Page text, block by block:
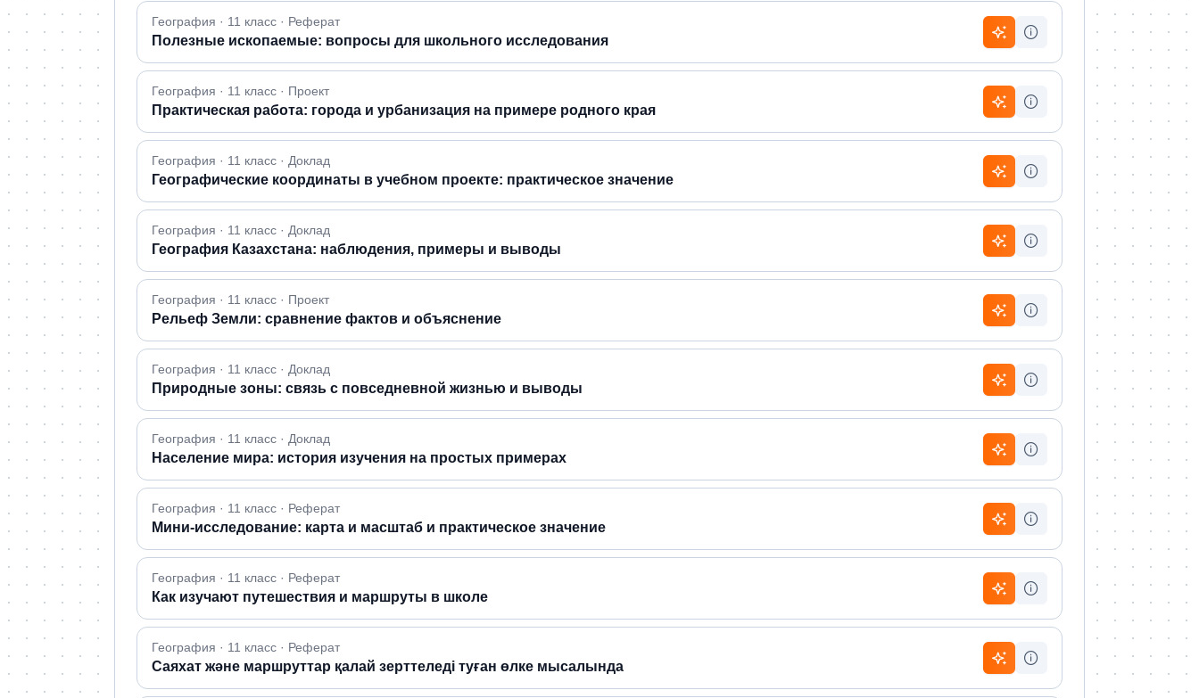
География · 11 класс · Реферат
Полезные ископаемые: вопросы для школьного исследования
География · 11 класс · Проект
Практическая работа: города и урбанизация на примере родного края
География · 11 класс · Доклад
Географические координаты в учебном проекте: практическое значение
География · 11 класс · Доклад
География Казахстана: наблюдения, примеры и выводы
География · 11 класс · Проект
Рельеф Земли: сравнение фактов и объяснение
География · 11 класс · Доклад
Природные зоны: связь с повседневной жизнью и выводы
География · 11 класс · Доклад
Население мира: история изучения на простых примерах
География · 11 класс · Реферат
Мини-исследование: карта и масштаб и практическое значение
География · 11 класс · Реферат
Как изучают путешествия и маршруты в школе
География · 11 класс · Реферат
Саяхат және маршруттар қалай зерттеледі туған өлке мысалында